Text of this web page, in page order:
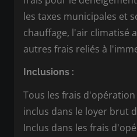
les taxes municipales et
chauffage, l'air climatisé
autres frais reliés à
Inclusions :
Tous les frais
inclus dans le loyer brut
Inclus dans les frais